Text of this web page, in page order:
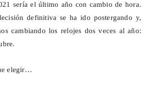
sería el último año con cambio de hora.
definitiva se ha ido postergando y,
cambiando los relojes dos veces al año:
elegir…